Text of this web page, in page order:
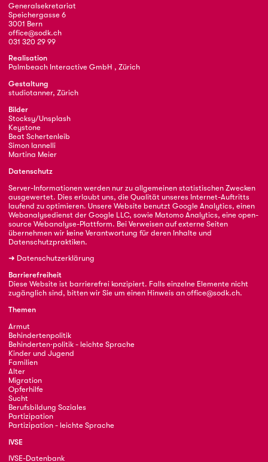
Generalsekretariat
Speichergasse 6
3001 Bern
office@sodk.ch
031 320 29 99
Realisation
Palmbeach Interactive GmbH , Zürich
Gestaltung
studiotanner, Zürich
Bilder
Stocksy/Unsplash
Keystone
Beat Schertenleib
Simon Iannelli
Martina Meier
Datenschutz
Server-Informationen werden nur zu allgemeinen statistischen Zwecken
ausgewertet. Dies erlaubt uns, die Qualität unseres Internet-Auftritts
laufend zu optimieren. Unsere Website benutzt Google Analytics, einen
Webanalysedienst der Google LLC, sowie Matomo Analytics, eine open-
source Webanalyse-Plattform. Bei Verweisen auf externe Seiten
übernehmen wir keine Verantwortung für deren Inhalte und
Datenschutzpraktiken.
➜ Datenschutzerklärung
Barrierefreiheit
Diese Website ist barrierefrei konzipiert. Falls einzelne Elemente nicht
zugänglich sind, bitten wir Sie um einen Hinweis an office@sodk.ch.
Themen
Armut
Behindertenpolitik
Behinderten·politik - leichte Sprache
Kinder und Jugend
Familien
Alter
Migration
Opferhilfe
Sucht
Berufsbildung Soziales
Partizipation
Partizipation - leichte Sprache
IVSE
IVSE-Datenbank